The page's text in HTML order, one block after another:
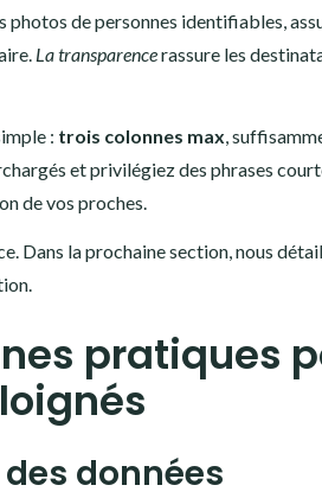
photos de personnes identifiables,
La transparencerassure les
: trois colonnes max,
et privilégiez des phrases
de vos proches.
Dans la prochaine section, nous
pratiques
données